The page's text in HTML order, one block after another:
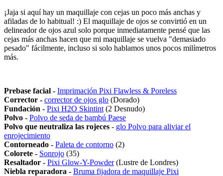
¡Jaja si aquí hay un maquillaje con cejas un poco más anchas y
afiladas de lo habitual! :) El maquillaje de ojos se convirtió en un
delineador de ojos azul solo porque inmediatamente pensé que las
cejas más anchas hacen que mi maquillaje se vuelva "demasiado
pesado" fácilmente, incluso si solo hablamos unos pocos milímetros
más.
Prebase facial - Imprimación Pixi Flawless & Poreless
Corrector - corrector de ojos glo (Dorado)
Fundación - Pixi H2O Skintint (2 Desnudo)
Polvo - Polvo de seda de bambú Paese
Polvo que neutraliza las rojeces - glo Polvo para aliviar el
enrojecimiento
Contorneado - Paleta de contorno (2)
Colorete - Sonrojo (35)
Resaltador - Pixi Glow-Y-Powder(Lustre de Londres)
Niebla reparadora - Bruma fijadora de maquillaje Pixi